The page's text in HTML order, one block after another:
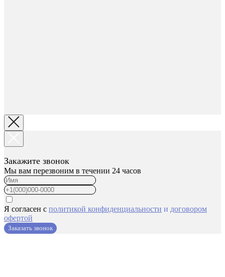
Закажите звонок
Мы вам перезвоним в течении 24 часов
Я согласен с политикой конфиденциальности и договором
офертой
Заказать звонок